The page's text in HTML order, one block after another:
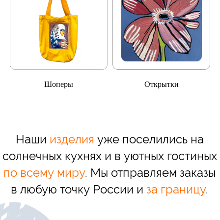
Шоперы Открытки
Наши изделия уже поселились на
солнечных кухнях и в уютных гостиных
по всему миру. Мы отправляем заказы
в любую точку России и за границу.